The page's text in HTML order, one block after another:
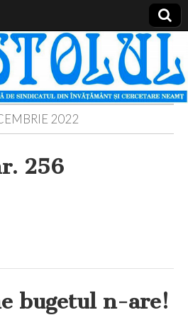
2022
256
bugetul n-are!